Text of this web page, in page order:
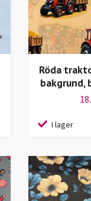
Röda
bakgrund,
I lager